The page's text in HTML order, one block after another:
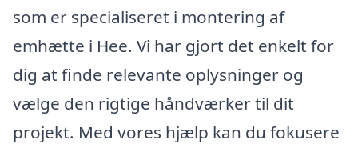
som er specialiseret i montering af
emhætte i Hee. Vi har gjort det enkelt for
dig at finde relevante oplysninger og
vælge den rigtige håndværker til dit
projekt. Med vores hjælp kan du fokusere